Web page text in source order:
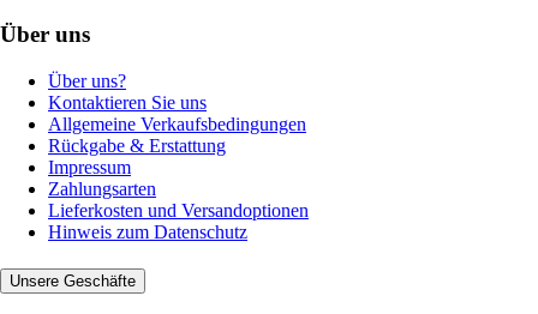
Über uns
Über uns?
Kontaktieren Sie uns
Allgemeine Verkaufsbedingungen
Rückgabe & Erstattung
Impressum
Zahlungsarten
Lieferkosten und Versandoptionen
Hinweis zum Datenschutz
Unsere Geschäfte